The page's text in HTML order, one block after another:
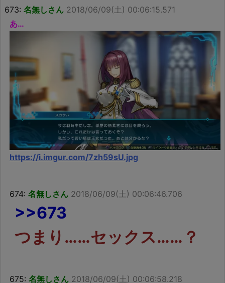
673: 名無しさん 2018/06/09(土) 00:06:15.571
あ…
https://i.imgur.com/7zh59sU.jpg
674: 名無しさん 2018/06/09(土) 00:06:46.706
>>673
つまり……セックス……？
675: 名無しさん 2018/06/09(土) 00:06:58.218